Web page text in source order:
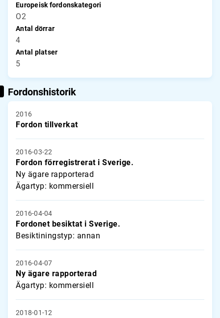
Europeisk fordonskategori
O2
Antal dörrar
4
Antal platser
5
Fordonshistorik
2016
Fordon tillverkat
2016-03-22
Fordon förregistrerat i Sverige.
Ny ägare rapporterad
Ägartyp: kommersiell
2016-04-04
Fordonet besiktat i Sverige.
Besiktiningstyp: annan
2016-04-07
Ny ägare rapporterad
Ägartyp: kommersiell
2018-01-12